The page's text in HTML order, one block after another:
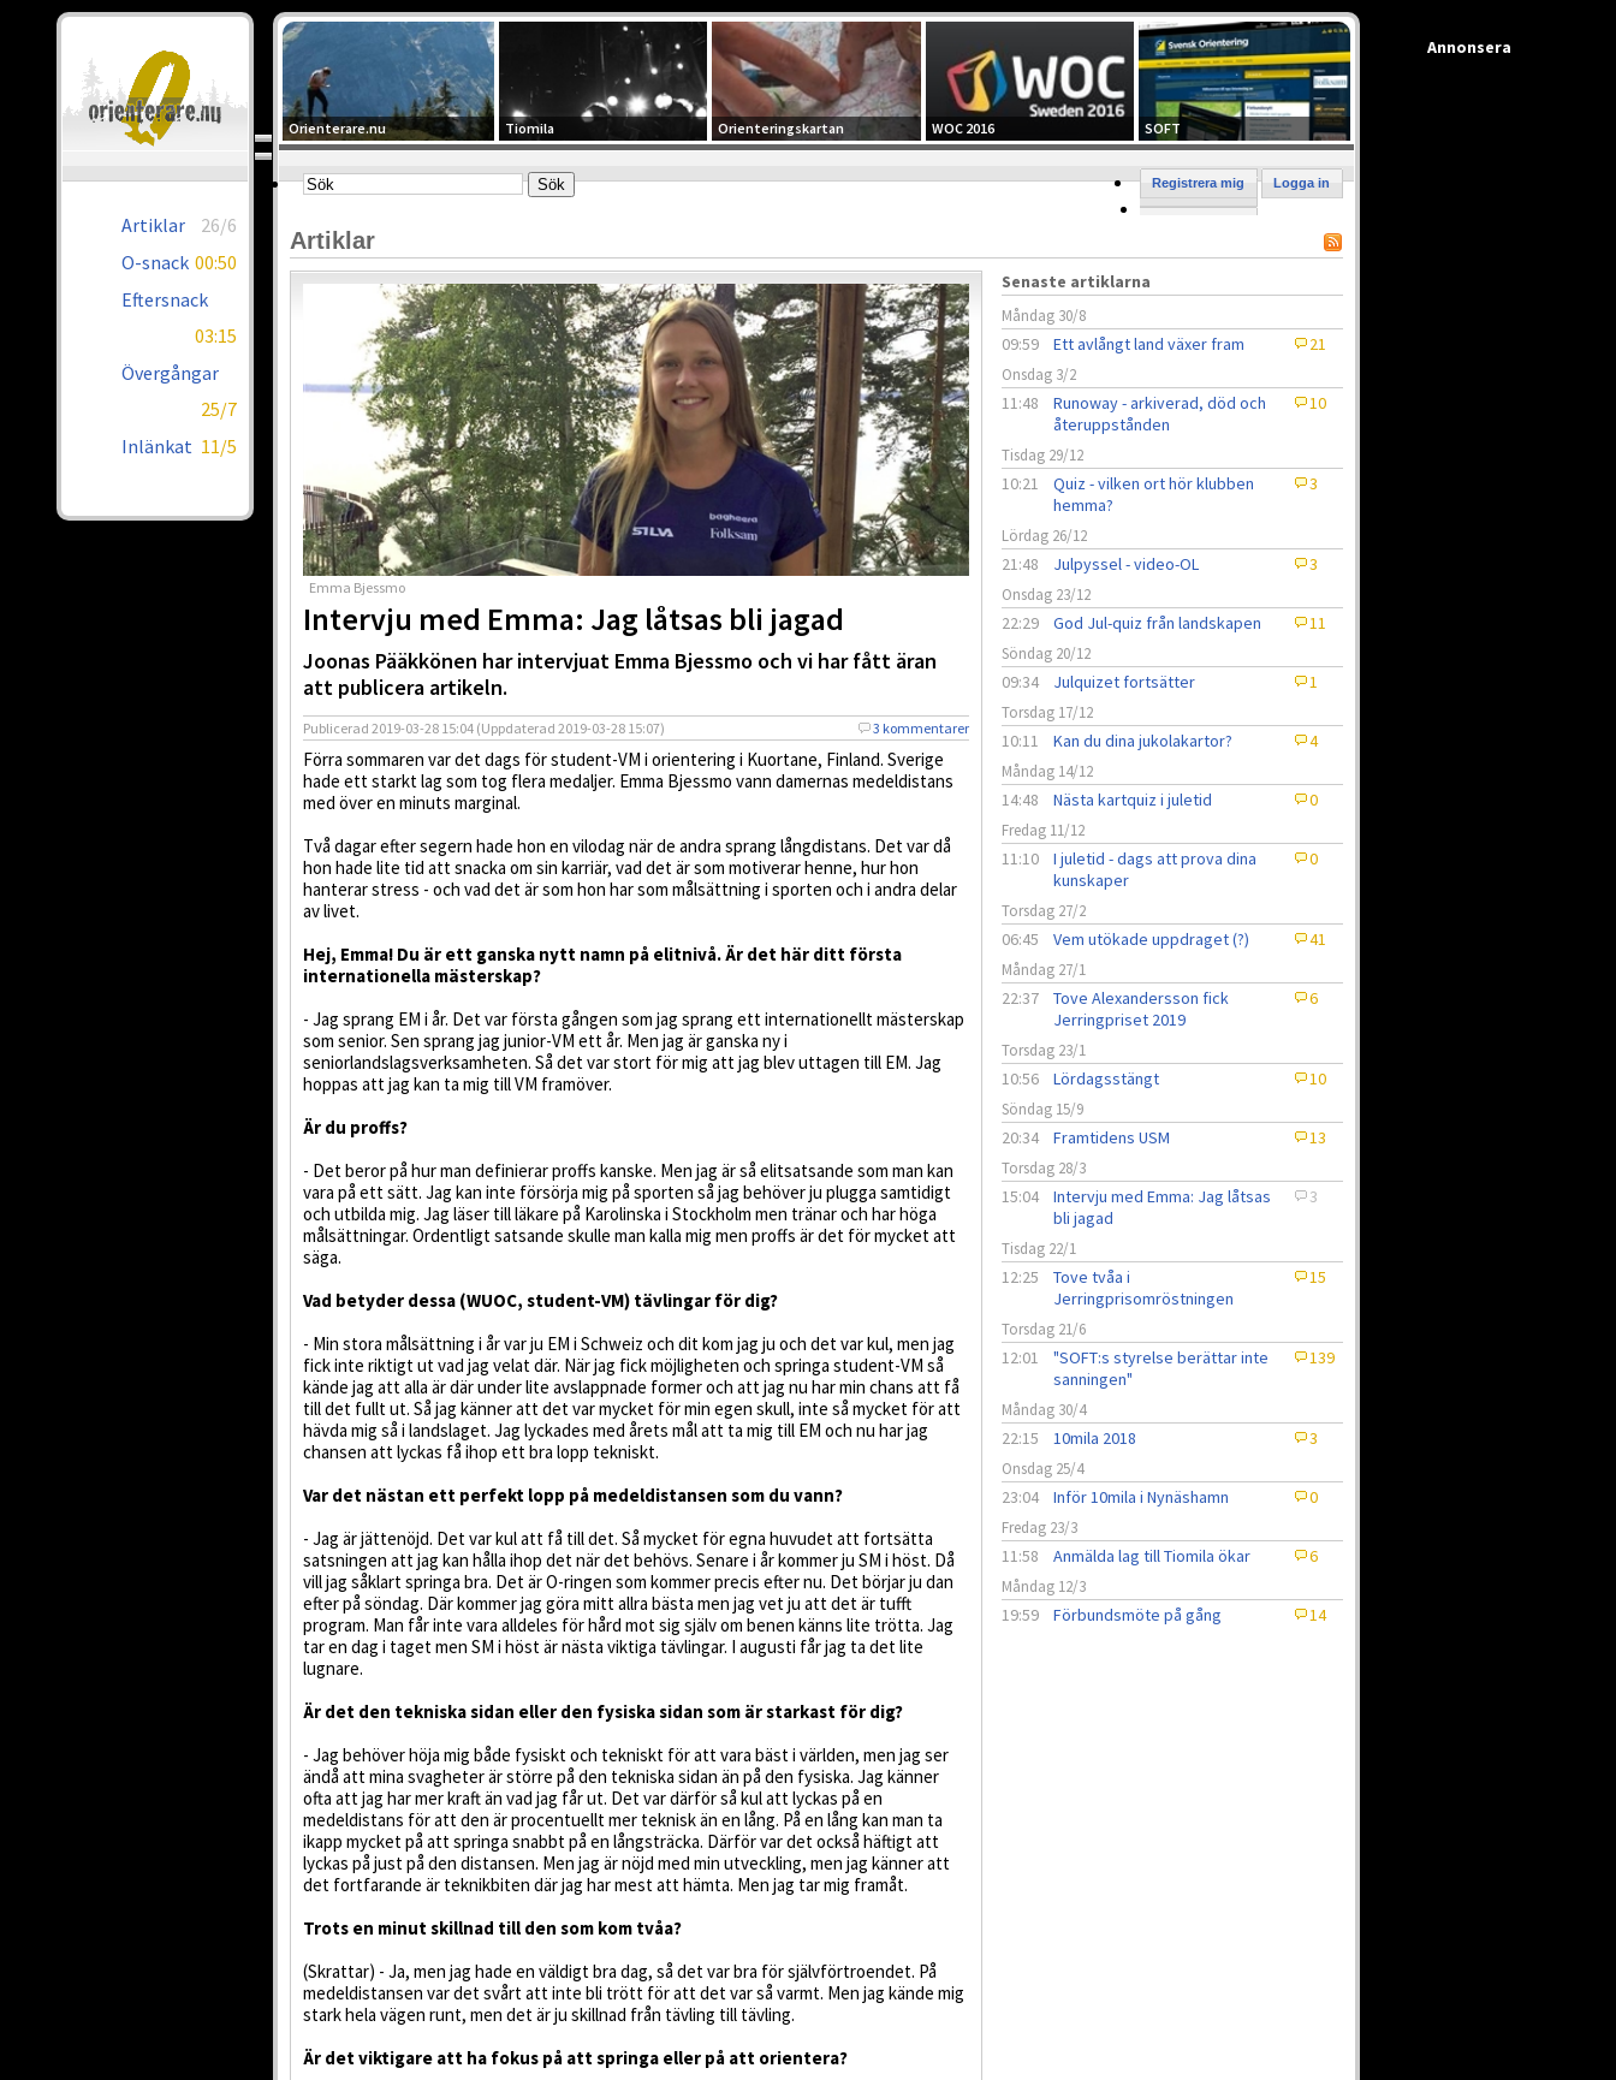
Artiklar
26/6
O-snack 00:50
Eftersnack
03:15
Övergångar
25/7
Inlänkat 11/5
Orienterare.nu Tiomila Orienteringskartan WOC 2016 SOFT
Logga in
Registrera mig
Artiklar
Emma Bjessmo
Intervju med Emma: Jag låtsas bli jagad
Joonas Pääkkönen har intervjuat Emma Bjessmo och vi har fått äran
att publicera artikeln.
Publicerad 2019-03-28 15:04 (Uppdaterad 2019-03-28 15:07) 3 kommentarer
Förra sommaren var det dags för student-VM i orientering i Kuortane, Finland. Sverige
hade ett starkt lag som tog flera medaljer. Emma Bjessmo vann damernas medeldistans
med över en minuts marginal.
Två dagar efter segern hade hon en vilodag när de andra sprang långdistans. Det var då
hon hade lite tid att snacka om sin karriär, vad det är som motiverar henne, hur hon
hanterar stress - och vad det är som hon har som målsättning i sporten och i andra delar
av livet.
Hej, Emma! Du är ett ganska nytt namn på elitnivå. Är det här ditt första
internationella mästerskap?
- Jag sprang EM i år. Det var första gången som jag sprang ett internationellt mästerskap
som senior. Sen sprang jag junior-VM ett år. Men jag är ganska ny i
seniorlandslagsverksamheten. Så det var stort för mig att jag blev uttagen till EM. Jag
hoppas att jag kan ta mig till VM framöver.
Är du proffs?
- Det beror på hur man definierar proffs kanske. Men jag är så elitsatsande som man kan
vara på ett sätt. Jag kan inte försörja mig på sporten så jag behöver ju plugga samtidigt
och utbilda mig. Jag läser till läkare på Karolinska i Stockholm men tränar och har höga
målsättningar. Ordentligt satsande skulle man kalla mig men proffs är det för mycket att
säga.
Vad betyder dessa (WUOC, student-VM) tävlingar för dig?
- Min stora målsättning i år var ju EM i Schweiz och dit kom jag ju och det var kul, men jag
fick inte riktigt ut vad jag velat där. När jag fick möjligheten och springa student-VM så
kände jag att alla är där under lite avslappnade former och att jag nu har min chans att få
till det fullt ut. Så jag känner att det var mycket för min egen skull, inte så mycket för att
hävda mig så i landslaget. Jag lyckades med årets mål att ta mig till EM och nu har jag
chansen att lyckas få ihop ett bra lopp tekniskt.
Var det nästan ett perfekt lopp på medeldistansen som du vann?
- Jag är jättenöjd. Det var kul att få till det. Så mycket för egna huvudet att fortsätta
satsningen att jag kan hålla ihop det när det behövs. Senare i år kommer ju SM i höst. Då
vill jag såklart springa bra. Det är O-ringen som kommer precis efter nu. Det börjar ju dan
efter på söndag. Där kommer jag göra mitt allra bästa men jag vet ju att det är tufft
program. Man får inte vara alldeles för hård mot sig själv om benen känns lite trötta. Jag
tar en dag i taget men SM i höst är nästa viktiga tävlingar. I augusti får jag ta det lite
lugnare.
Är det den tekniska sidan eller den fysiska sidan som är starkast för dig?
- Jag behöver höja mig både fysiskt och tekniskt för att vara bäst i världen, men jag ser
ändå att mina svagheter är större på den tekniska sidan än på den fysiska. Jag känner
ofta att jag har mer kraft än vad jag får ut. Det var därför så kul att lyckas på en
medeldistans för att den är procentuellt mer teknisk än en lång. På en lång kan man ta
ikapp mycket på att springa snabbt på en långsträcka. Därför var det också häftigt att
lyckas på just på den distansen. Men jag är nöjd med min utveckling, men jag känner att
det fortfarande är teknikbiten där jag har mest att hämta. Men jag tar mig framåt.
Trots en minut skillnad till den som kom tvåa?
(Skrattar) - Ja, men jag hade en väldigt bra dag, så det var bra för självförtroendet. På
medeldistansen var det svårt att inte bli trött för att det var så varmt. Men jag kände mig
stark hela vägen runt, men det är ju skillnad från tävling till tävling.
Är det viktigare att ha fokus på att springa eller på att orientera?
Senaste artiklarna
Måndag 30/8
09:59 Ett avlångt land växer fram 21
Onsdag 3/2
11:48
Runoway - arkiverad, död och
återuppstånden
10
Tisdag 29/12
10:21
Quiz - vilken ort hör klubben
hemma?
3
Lördag 26/12
21:48 Julpyssel - video-OL 3
Onsdag 23/12
22:29 God Jul-quiz från landskapen 11
Söndag 20/12
09:34 Julquizet fortsätter 1
Torsdag 17/12
10:11 Kan du dina jukolakartor? 4
Måndag 14/12
14:48 Nästa kartquiz i juletid 0
Fredag 11/12
11:10
I juletid - dags att prova dina
kunskaper
0
Torsdag 27/2
06:45 Vem utökade uppdraget (?) 41
Måndag 27/1
22:37
Tove Alexandersson fick
Jerringpriset 2019
6
Torsdag 23/1
10:56 Lördagsstängt 10
Söndag 15/9
20:34 Framtidens USM 13
Torsdag 28/3
15:04
Intervju med Emma: Jag låtsas
bli jagad
3
Tisdag 22/1
12:25
Tove tvåa i
Jerringprisomröstningen
15
Torsdag 21/6
12:01
"SOFT:s styrelse berättar inte
sanningen"
139
Måndag 30/4
22:15 10mila 2018 3
Onsdag 25/4
23:04 Inför 10mila i Nynäshamn 0
Fredag 23/3
11:58 Anmälda lag till Tiomila ökar 6
Måndag 12/3
19:59 Förbundsmöte på gång 14
Annonsera